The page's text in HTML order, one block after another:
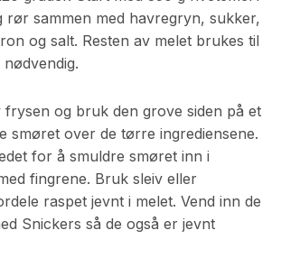
rør sammen med havregryn, sukker,
og salt. Resten av melet brukes til
frysen og bruk den grove siden på et
smøret over de tørre ingrediensene.
for å smuldre smøret inn i
fingrene. Bruk sleiv eller
raspet jevnt i melet. Vend inn de
Snickers så de også er jevnt